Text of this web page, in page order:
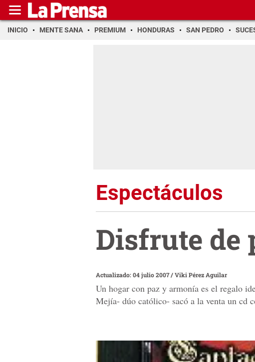
INICIO MENTE SANA PREMIUM HONDURAS SAN PEDRO
Espectáculos
Disfrute de
Actualizado: 04 julio 2007/Viki Pérez Aguilar
Un hogar con paz y armonía es el regalo
Mejía- dúo católico- sacó a la venta un cd